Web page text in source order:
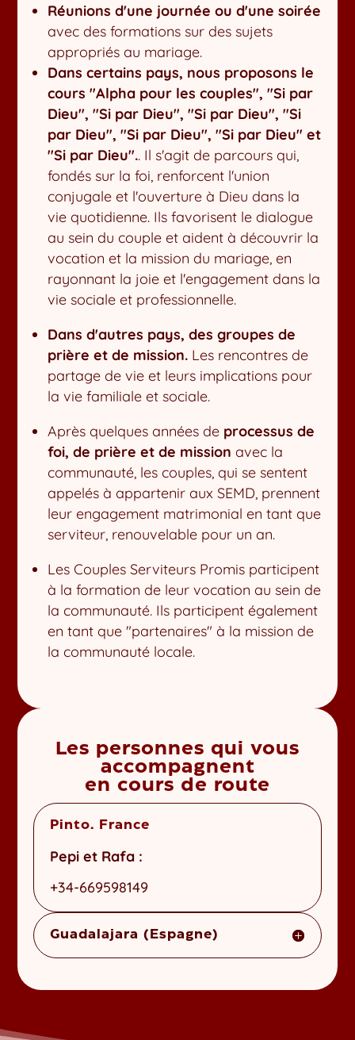
Réunions d'une journée ou d'une soirée
avec des formations sur des sujets
appropriés au mariage.
Dans certains pays, nous proposons le
cours "Alpha pour les couples", "Si par
Dieu", "Si par Dieu", "Si par Dieu", "Si
par Dieu", "Si par Dieu", "Si par Dieu" et
"Si par Dieu".. Il s'agit de parcours qui,
fondés sur la foi, renforcent l'union
conjugale et l'ouverture à Dieu dans la
vie quotidienne. Ils favorisent le dialogue
au sein du couple et aident à découvrir la
vocation et la mission du mariage, en
rayonnant la joie et l'engagement dans la
vie sociale et professionnelle.
Dans d'autres pays, des groupes de
prière et de mission. Les rencontres de
partage de vie et leurs implications pour
la vie familiale et sociale.
Après quelques années de processus de
foi, de prière et de mission avec la
communauté, les couples, qui se sentent
appelés à appartenir aux SEMD, prennent
leur engagement matrimonial en tant que
serviteur, renouvelable pour un an.
Les Couples Serviteurs Promis participent
à la formation de leur vocation au sein de
la communauté. Ils participent également
en tant que "partenaires" à la mission de
la communauté locale.
Les personnes qui vous
accompagnent
en cours de route
Pinto. France
Pepi et Rafa :
+34-669598149
Guadalajara (Espagne)